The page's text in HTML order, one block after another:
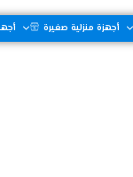
أجهزة منزلية صغيرة